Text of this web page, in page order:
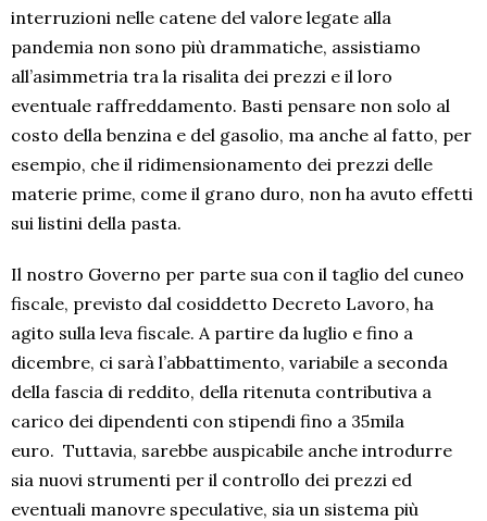
interruzioni nelle catene del valore legate alla
pandemia non sono più drammatiche, assistiamo
all’asimmetria tra la risalita dei prezzi e il loro
eventuale raffreddamento. Basti pensare non solo al
costo della benzina e del gasolio, ma anche al fatto, per
esempio, che il ridimensionamento dei prezzi delle
materie prime, come il grano duro, non ha avuto effetti
sui listini della pasta.
Il nostro Governo per parte sua con il taglio del cuneo
fiscale, previsto dal cosiddetto Decreto Lavoro, ha
agito sulla leva fiscale. A partire da luglio e fino a
dicembre, ci sarà l’abbattimento, variabile a seconda
della fascia di reddito, della ritenuta contributiva a
carico dei dipendenti con stipendi fino a 35mila
euro. Tuttavia, sarebbe auspicabile anche introdurre
sia nuovi strumenti per il controllo dei prezzi ed
eventuali manovre speculative, sia un sistema più